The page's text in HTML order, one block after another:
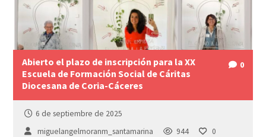
Abierto el plazo de inscripción para la XX
Escuela de Formación Social de Cáritas
Diocesana de Coria-Cáceres
0
6 de septiembre de 2025
miguelangelmoranm_santamarina
944
0